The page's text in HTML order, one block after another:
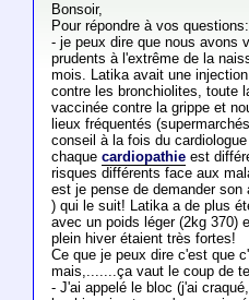
Bonsoir,
Pour répondre à vos questions:
- je peux dire que nous avons
prudents à l'extrême de la
mois. Latika avait une
contre les bronchiolites, toute
vaccinée contre la grippe et
lieux fréquentés
conseil à la fois du
chaque cardiopathieest
risques différents face aux
est je pense de demander
) qui le suit! Latika a de plus
avec un poids léger (2kg 370)
plein hiver étaient très fortes!
Ce que je peux dire c'est que
mais,.......ça vaut le coup de
- J'ai appelé le bloc (j'ai